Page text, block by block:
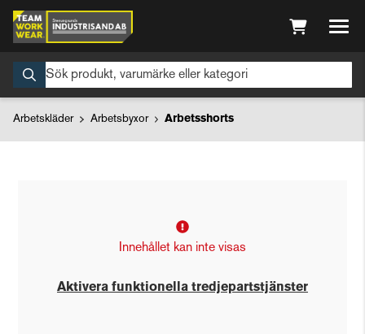
Arbetskläder Arbetsbyxor Arbetsshorts
Innehållet kan inte visas
Aktivera funktionella tredjepartstjänster